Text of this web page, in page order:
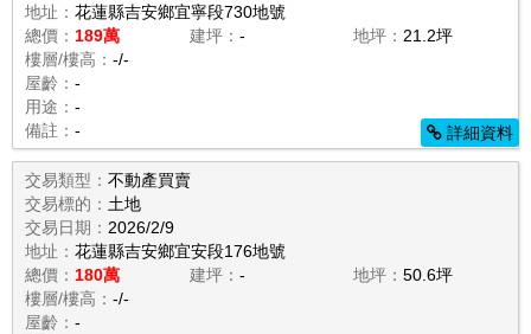
地址： 花蓮縣吉安鄉宜寧段730地號
總價： 189萬 建坪： - 地坪： 21.2坪
樓層/樓高： -/-
屋齡： -
用途： -
備註： - 詳細資料
交易類型： 不動產買賣
交易標的： 土地
交易日期： 2026/2/9
地址： 花蓮縣吉安鄉宜安段176地號
總價： 180萬 建坪： - 地坪：50.6坪
樓層/樓高： -/-
屋齡： -